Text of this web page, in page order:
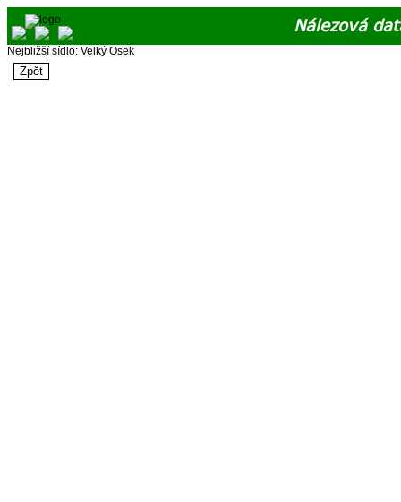
Nálezová
Nejbližší sídlo: Velký Osek